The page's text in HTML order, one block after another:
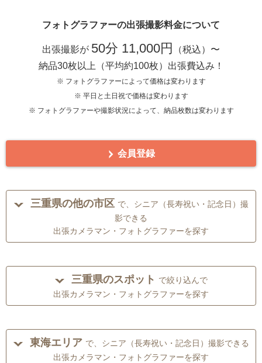
フォトグラファーの出張撮影料金について
出張撮影が 50分 11,000円
（税込）〜
納品30枚以上（平均約100枚）出張費込み！
※ フォトグラファーによって価格は変わります
※ 平日と土日祝で価格は変わります
※ フォトグラファーや撮影状況によって、納品枚数は変わります
会員登録
三重県の他の市区 で、シニア（長寿祝い・記念日）撮
影できる
出張カメラマン・フォトグラファーを探す
三重県のスポット で絞り込んで
出張カメラマン・フォトグラファーを探す
東海エリア で、シニア（長寿祝い・記念日）撮影できる
出張カメラマン・フォトグラファーを探す